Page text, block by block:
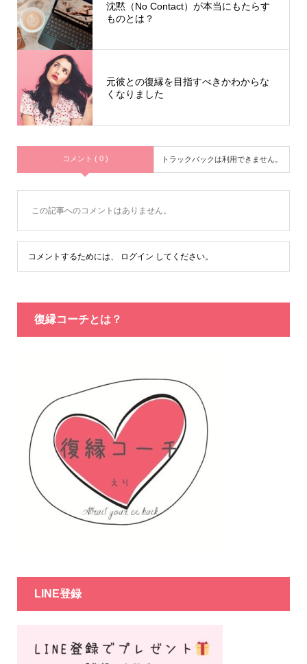
沈黙（No Contact）が本当にもたらす
ものとは？
元彼との復縁を目指すべきかわからな
くなりました
コメント ( 0 ) トラックバックは利用できません。
この記事へのコメントはありません。
コメントするためには、 ログイン してください。
復縁コーチとは？
LINE登録